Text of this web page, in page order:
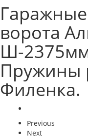
ворота
Ш-
Пружины
Филенка.
Previous
Next